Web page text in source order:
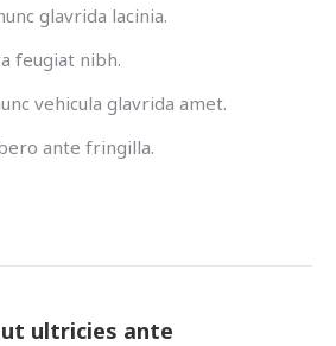
glavrida lacinia.
feugiat nibh.
vehicula glavrida amet.
ante fringilla.
ultricies ante